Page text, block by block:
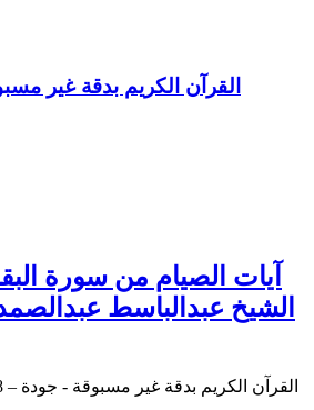
القرآن الكريم بدقة غير
الشيخ عبدالباسط